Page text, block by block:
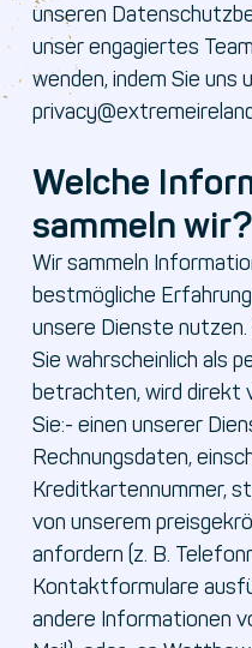
unseren
unser engagiertes
wenden, indem Sie uns
Welche
sammeln wir?
Wir sammeln
bestmögliche
unsere Dienste
Sie wahrscheinlich als
betrachten, wird direkt
Sie:- einen unserer
Rechnungsdaten,
Kreditkartennummer,
von unserem
anfordern (z. B.
Kontaktformulare
andere Informationen